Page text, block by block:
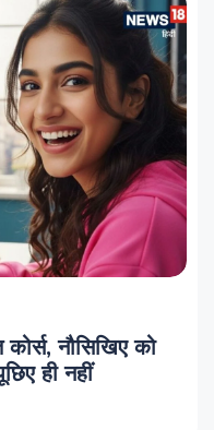
नौसिखिए को
ही नहीं